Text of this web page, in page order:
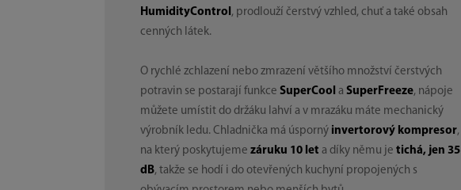
HumidityControl, prodlouží čerstvý vzhled, chuť a také obsah
cenných látek.
O rychlé zchlazení nebo zmrazení většího množství čerstvých
potravin se postarají funkceSuperCoolaSuperFreeze, nápoje
můžete umístit do držáku lahví a v mrazáku máte mechanický
výrobník ledu. Chladnička má úsporný invertorový kompresor,
na který poskytujemezáruku 10 let a díky němu jetichá, jen 35
dB, takže se hodí i do otevřených kuchyní propojených s